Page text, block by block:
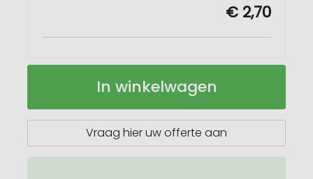
€ 2,70
Houten
Op
In winkelwagen
Vraag hier uw offerte aan